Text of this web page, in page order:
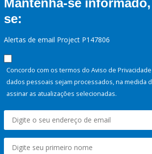
Mantenha-se
se:
Alertas de email Project P147806
Concordo com os termos do Aviso de
dados pessoais sejam processados, na medida
assinar as atualizações selecionadas.